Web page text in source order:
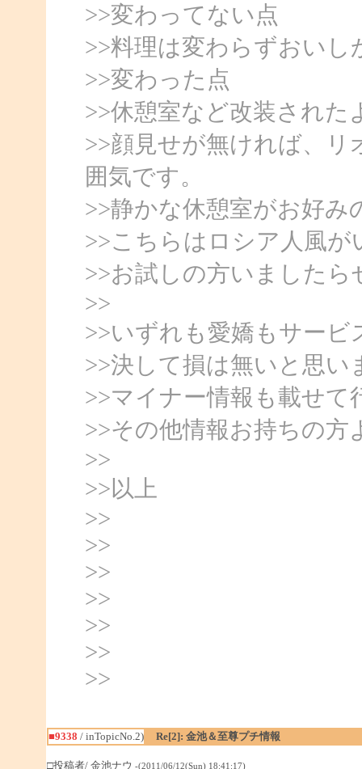
>>変わってない点
>>料理は変わらずおいし
>>変わった点
>>休憩室など改装された
>>顔見せが無ければ、
囲気です。
>>静かな休憩室がお好み
>>こちらはロシア人風が
>>お試しの方いました
>>
>>いずれも愛嬌もサー
>>決して損は無いと思い
>>マイナー情報も載せて
>>その他情報お持ちの
>>
>>以上
>>
>>
>>
>>
>>
>>
>>
■9338 / inTopicNo.2) Re[2]: 金池＆至尊プチ情報
□投稿者/ 金池ナウ -(2011/06/12(Sun) 18:41:17)